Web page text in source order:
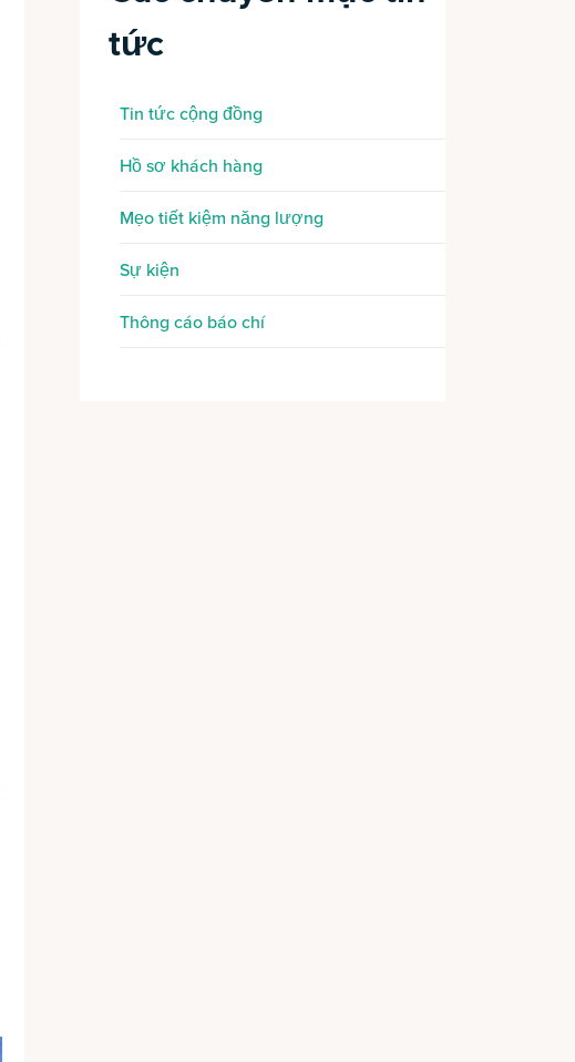
tức
Tin tức cộng đồng
Hồ sơ khách hàng
Mẹo tiết kiệm năng lượng
Sự kiện
Thông cáo báo chí